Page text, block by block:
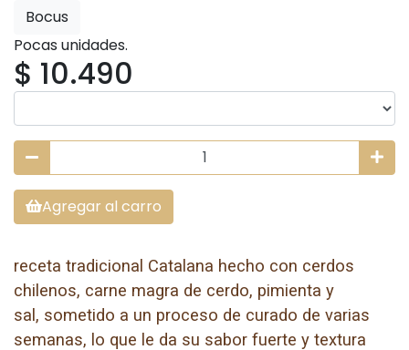
Bocus
Pocas unidades.
$ 10.490
Agregar al carro
receta tradicional Catalana hecho con cerdos
chilenos, carne magra de cerdo, pimienta y
sal, sometido a un proceso de curado de varias
semanas, lo que le da su sabor fuerte y textura